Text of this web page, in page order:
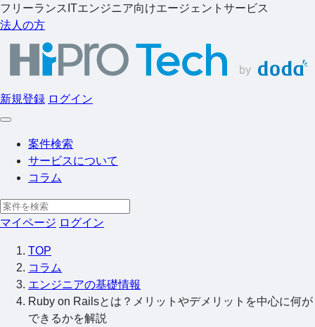
フリーランスITエンジニア向けエージェントサービス
法人の方
新規登録 ログイン
案件検索
サービスについて
コラム
マイページ ログイン
TOP
コラム
エンジニアの基礎情報
Ruby on Railsとは？メリットやデメリットを中心に何が
できるかを解説